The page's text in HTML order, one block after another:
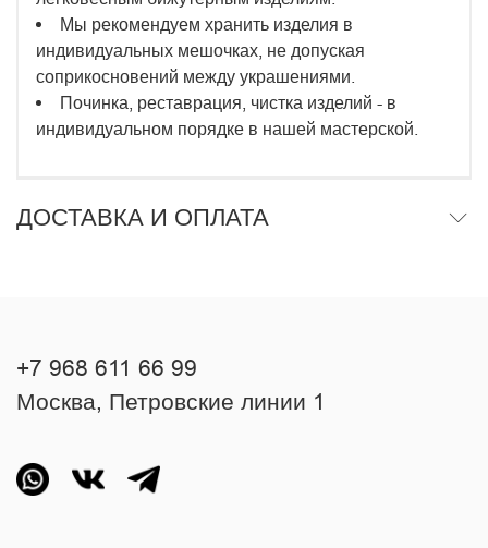
Мы рекомендуем хранить изделия в
индивидуальных мешочках, не допуская
соприкосновений между украшениями.
Починка, реставрация, чистка изделий - в
индивидуальном порядке в нашей мастерской.
ДОСТАВКА И ОПЛАТА
+7 968 611 66 99
Москва, Петровские линии 1